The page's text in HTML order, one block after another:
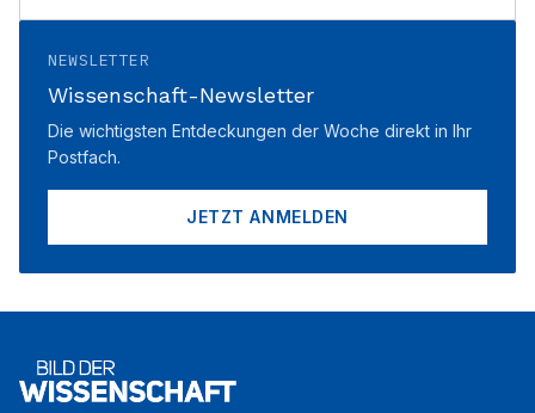
NEWSLETTER
Wissenschaft-Newsletter
Die wichtigsten Entdeckungen der Woche direkt in Ihr
Postfach.
JETZT ANMELDEN